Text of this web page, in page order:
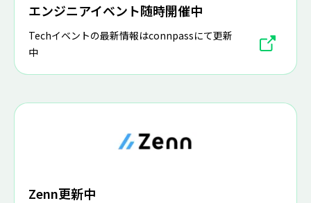
エンジニアイベント随時開催中
Techイベントの最新情報はconnpassにて更新
中
Zenn更新中